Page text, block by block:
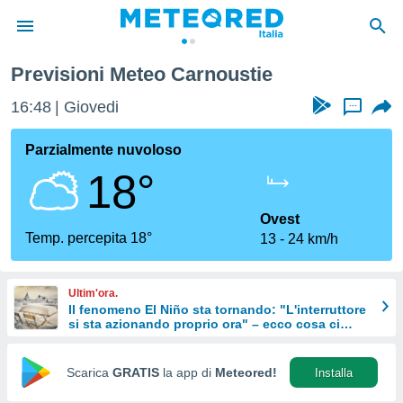
di
per
le
di
Web
Previsioni Meteo Carnoustie
16:48 Giovedi ...
Parzialmente nuvoloso
18°
Temp. percepita 18°
Ovest
13
24 km/h
Ultim'ora.
Il fenomeno El Niño sta tornando: "L'interruttore
si sta azionando proprio ora" – ecco cosa ci
Scarica GRATIS la app di Meteored! Installa